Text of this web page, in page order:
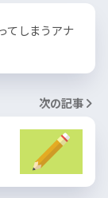
てしまうアナ
次の記事